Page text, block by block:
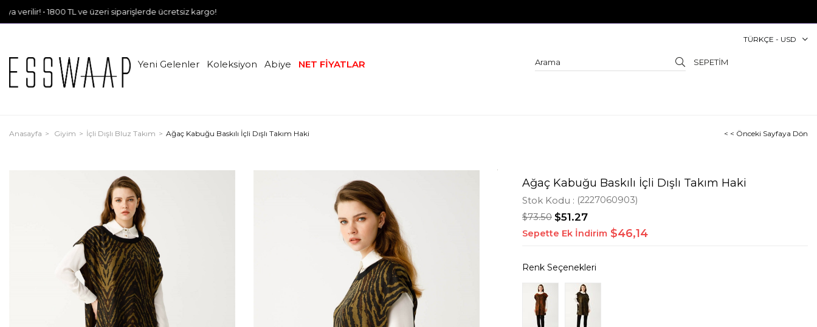
TL ve üzeri siparişlerde ücretsiz kargo!
Yeni Gelenler Koleksiyon Abiye NET FİYATLAR
TÜRKÇE - USD
SEPETIM
Anasayfa Giyim İçli Dışlı Bluz Takım Ağaç Kabuğu Baskılı İçli Dışlı Takım Haki < < Önceki Sayfaya Dön
Ağaç Kabuğu Baskılı İçli Dışlı Takım Haki
Stok Kodu (2227060903)
$73.50 $51.27
Sepette Ek İndirim $46,14